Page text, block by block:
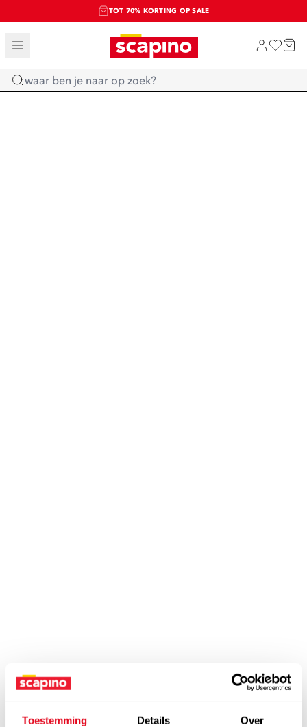
Toestemming Details Over
TOT 70% KORTING OP SALE
SALE: LAATSTE KANS!
SHOP NIEUW
Home